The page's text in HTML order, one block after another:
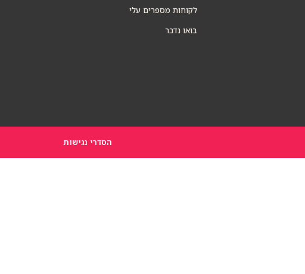
לקוחות מספרים עלי
בואו נדבר
הסדרי נגישות